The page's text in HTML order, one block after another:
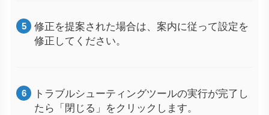
修正を提案された場合は、案内に従って設定を
修正してください。
トラブルシューティングツールの実行が完了し
たら「閉じる」をクリックします。